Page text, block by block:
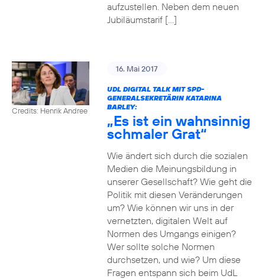
aufzustellen. Neben dem neuen
Jubiläumstarif […]
Credits: Henrik Andree
16. Mai 2017
UDL DIGITAL TALK MIT SPD-
GENERALSEKRETÄRIN KATARINA
BARLEY:
„Es ist ein wahnsinnig
schmaler Grat“
Wie ändert sich durch die sozialen
Medien die Meinungsbildung in
unserer Gesellschaft? Wie geht die
Politik mit diesen Veränderungen
um? Wie können wir uns in der
vernetzten, digitalen Welt auf
Normen des Umgangs einigen?
Wer sollte solche Normen
durchsetzen, und wie? Um diese
Fragen entspann sich beim UdL